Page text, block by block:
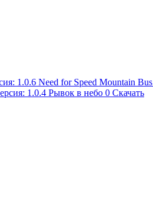
Need for Speed Mountain Bus
Рывок в небо 0 Скачать